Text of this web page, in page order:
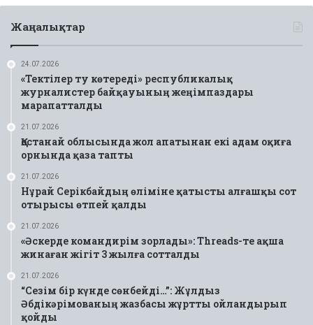
Жаңалықтар
24.07.2026
«Тектілер ту көтереді» республикалық
журналистер байқауының жеңімпаздары
марапатталды
21.07.2026
Қостанай облысында жол апатынан екі адам оқиға
орнында қаза тапты
21.07.2026
Нұрай Серікбайдың өліміне қатысты алғашқы сот
отырысы өтпей қалды
21.07.2026
«Әскерде командирім зорлады»: Threads-те ақша
жинаған жігіт 3 жылға сотталды
21.07.2026
“Сезім бір күнде сөнбейді…”: Жұлдыз
Әбдікәрімованың жазбасы жұртты ойландырып
қойды